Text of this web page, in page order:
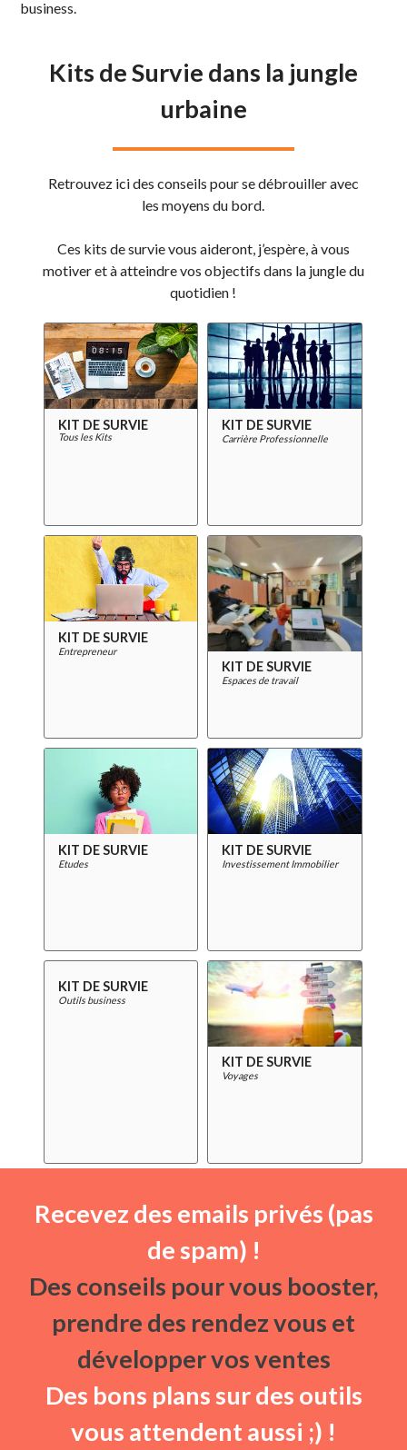
business.
Kits de Survie dans la jungle
urbaine
Retrouvez ici des conseils pour se débrouiller avec
les moyens du bord.
Ces kits de survie vous aideront, j’espère, à vous
motiver et à atteindre vos objectifs dans la jungle du
quotidien !
KIT DE SURVIE
Tous les Kits
KIT DE SURVIE
Carrière Professionnelle
KIT DE SURVIE
Entrepreneur
KIT DE SURVIE
Espaces de travail
KIT DE SURVIE
Etudes
KIT DE SURVIE
Investissement Immobilier
KIT DE SURVIE
Outils business
KIT DE SURVIE
Voyages
Recevez des emails privés (pas
de spam) !
Des conseils pour vous booster,
prendre des rendez vous et
développer vos ventes
Des bons plans sur des outils
vous attendent aussi ;) !